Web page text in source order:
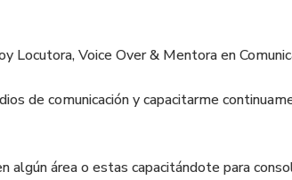
Locutora, Voice Over & Mentora en
de comunicación y capacitarme
algún área o estas capacitándote para